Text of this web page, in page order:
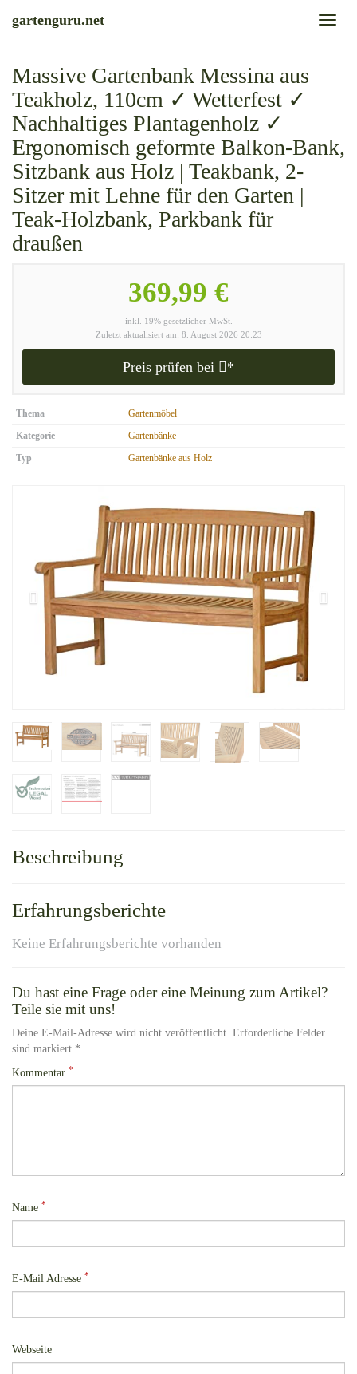
Toggle
gartenguru.net
Massive Gartenbank Messina aus
Teakholz, 110cm ✓ Wetterfest ✓
Nachhaltiges Plantagenholz ✓
Ergonomisch geformte Balkon-Bank,
Sitzbank aus Holz | Teakbank, 2-
Sitzer mit Lehne für den Garten |
Teak-Holzbank, Parkbank für
draußen
369,99 €
inkl. 19% gesetzlicher MwSt.
Zuletzt aktualisiert am: 8. August 2026 20:23
Preis prüfen bei *
Thema
Gartenmöbel
Kategorie
Gartenbänke
Typ
Gartenbänke aus Holz
Beschreibung
Erfahrungsberichte
Keine Erfahrungsberichte vorhanden
Du hast eine Frage oder eine Meinung zum Artikel?
Teile sie mit uns!
Deine E-Mail-Adresse wird nicht veröffentlicht. Erforderliche Felder
sind markiert *
Kommentar *
Name *
E-Mail Adresse *
Webseite